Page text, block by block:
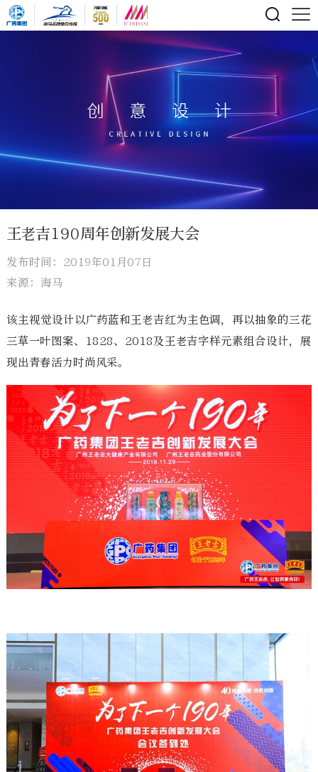
王老吉190周年创新发展大会
发布时间：2019年01月07日
来源：海马
该主视觉设计以广药蓝和王老吉红为主色调，再以抽象的三花
三草一叶图案、1828、2018及王老吉字样元素组合设计，展
现出青春活力时尚风采。